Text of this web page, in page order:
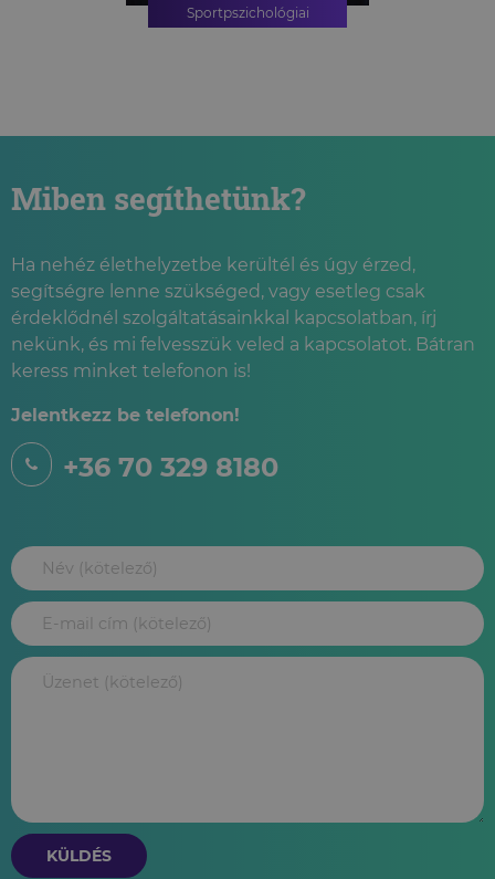
Sportpszichológiai
Miben segíthetünk?
Ha nehéz élethelyzetbe kerültél és úgy érzed,
segítségre lenne szükséged, vagy esetleg csak
érdeklődnél szolgáltatásainkkal kapcsolatban, írj
nekünk, és mi felvesszük veled a kapcsolatot. Bátran
keress minket telefonon is!
Jelentkezz be telefonon!
+36 70 329 8180
KÜLDÉS